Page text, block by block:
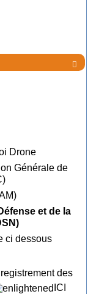

Drone
Générale de
et de la
ci dessous
des
ICI